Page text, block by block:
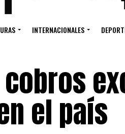
INTERNACIONALES
el país